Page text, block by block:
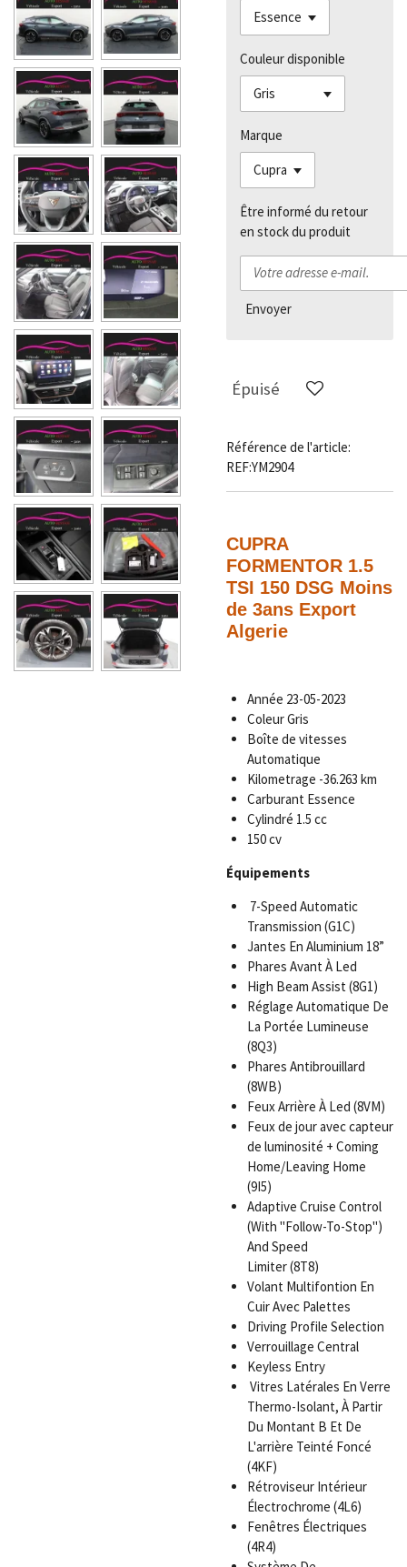
Couleur disponible
Marque
Être informé du retour
en stock du produit
Envoyer
Épuisé
Référence de l'article:
REF:YM2904
CUPRA
FORMENTOR 1.5
TSI 150 DSG Moins
de 3ans Export
Algerie
Année 23-05-2023
Coleur Gris
Boîte de vitesses
Automatique
Kilometrage -36.263 km
Carburant Essence
Cylindré 1.5 cc
150 cv
Équipements
7-Speed Automatic
Transmission (G1C)
Jantes En Aluminium 18”
Phares Avant À Led
High Beam Assist (8G1)
Réglage Automatique De
La Portée Lumineuse
(8Q3)
Phares Antibrouillard
(8WB)
Feux Arrière À Led (8VM)
Feux de jour avec capteur
de luminosité + Coming
Home/Leaving Home
(9I5)
Adaptive Cruise Control
(With "Follow-To-Stop")
And Speed
Limiter (8T8)
Volant Multifontion En
Cuir Avec Palettes
Driving Profile Selection
Verrouillage Central
Keyless Entry
Vitres Latérales En Verre
Thermo-Isolant, À Partir
Du Montant B Et De
L'arrière Teinté Foncé
(4KF)
Rétroviseur Intérieur
Électrochrome (4L6)
Fenêtres Électriques
(4R4)